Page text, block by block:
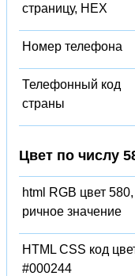
страницу, HEX
Номер телефона
Телефонный код
страны
Цвет по числу
html RGB цвет
ричное значение
HTML CSS код
#000244